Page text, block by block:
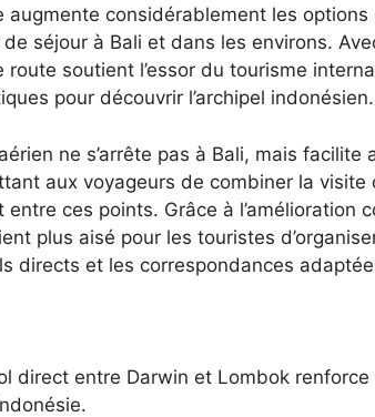
augmente considérablement les
séjour à Bali et dans les environs.
route soutient l’essor du tourisme
pour découvrir l’archipel indonésien.
ne s’arrête pas à Bali, mais facilite
aux voyageurs de combiner la visite
ces points. Grâce à l’amélioration
plus aisé pour les touristes
directs et les correspondances
direct entre Darwin et Lombok